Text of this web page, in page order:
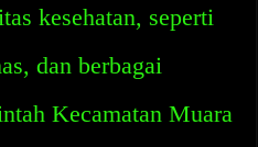
kesehatan, seperti
dan berbagai
Kecamatan Muara